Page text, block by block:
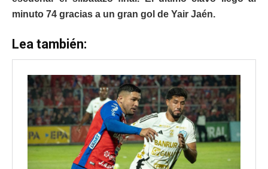
minuto 74 gracias a un gran gol de Yair Jaén.
Lea también: